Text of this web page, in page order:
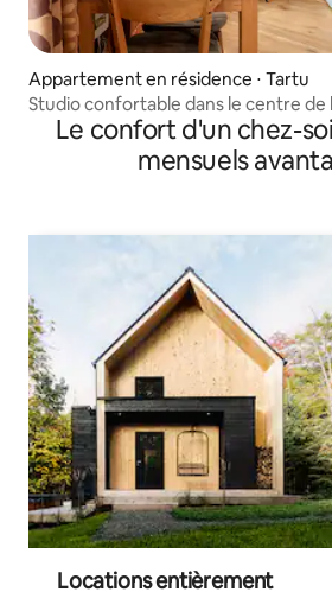
Appartement en résidence ⋅ Tartu
Studio confortable dans le centre de
Le confort d'un chez-
mensuels
Locations entièrement